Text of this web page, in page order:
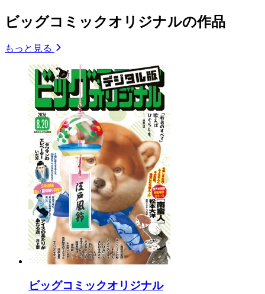
ビッグコミックオリジナルの作品
もっと見る
ビッグコミックオリジナル